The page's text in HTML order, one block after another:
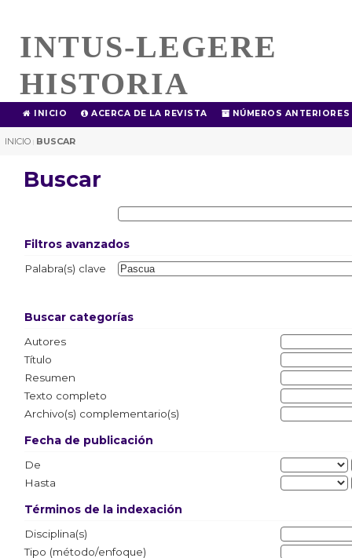
INTUS-LEGERE
HISTORIA
INICIO ACERCA DE LA REVISTA NÚMEROS ANTERIORES
INICIO | BUSCAR
Buscar
Filtros avanzados
Palabra(s) clave
Buscar categorías
Autores
Título
Resumen
Texto completo
Archivo(s) complementario(s)
Fecha de publicación
De
Hasta
Términos de la indexación
Disciplina(s)
Tipo (método/enfoque)